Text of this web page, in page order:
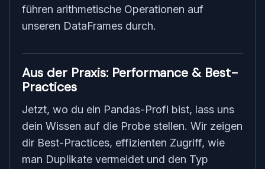
führen arithmetische Operationen auf
unseren DataFrames durch.
Aus der Praxis: Performance & Best-
Practices
Jetzt, wo du ein Pandas-Profi bist, lass uns
dein Wissen auf die Probe stellen. Wir zeigen
dir Best-Practices, effizienten Zugriff, wie
man Duplikate vermeidet und den Typ